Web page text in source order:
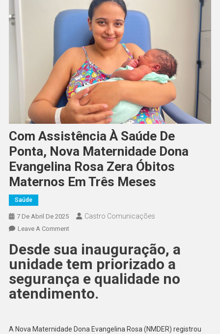
Com Assistência À Saúde De
Ponta, Nova Maternidade Dona
Evangelina Rosa Zera Óbitos
Maternos Em Três Meses
Saúde
7 De Abril De 2025 Castro Comunicações
Leave A Comment
Desde sua inauguração, a
unidade tem priorizado a
segurança e qualidade no
atendimento.
A Nova Maternidade Dona Evangelina Rosa (NMDER) registrou